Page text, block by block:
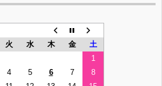
火 水 木 金
土
1
4 5 6 7
8